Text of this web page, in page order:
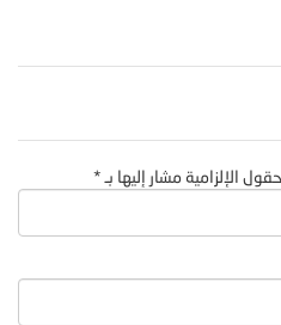
الإلزامية مشار إليها بـ *